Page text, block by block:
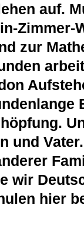
auf.
Zimmer-
zur
und
wir
hier